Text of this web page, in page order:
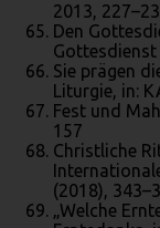
2013,
Den
Gottesdienst
Sie prägen
Liturgie, in:
Fest und
157
Christliche
(2018),
„Welche